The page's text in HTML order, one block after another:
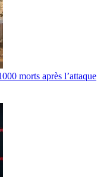
morts après l’attaque